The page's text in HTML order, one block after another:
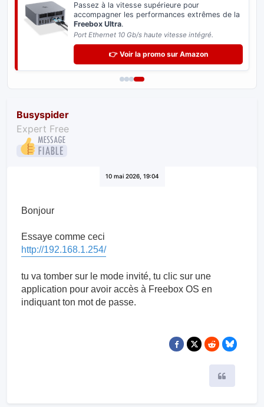
Distribuez le très haut débit sur tous vos
équipements informatiques sans perte de
vitesse.
Indispensable pour exploiter le potentiel de votre
Freebox.
👉 Voir la promo sur Amazon
Busyspider
Expert Free
Essaye comme ceci
http://192.168.1.254/
tu va tomber sur le mode invité, tu clic sur une
application pour avoir accès à Freebox OS en
Citer